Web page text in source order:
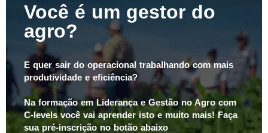
Você é um gestor do
agro?
E quer sair do operacional trabalhando com mais
produtividade e eficiência?
Na formação em Liderança e Gestão no Agro com
C-levels você vai aprender isto e muito mais! Faça
sua pré-inscrição no botão abaixo